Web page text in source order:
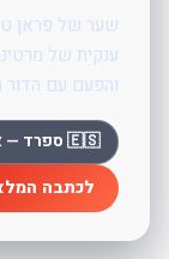
ענקית של
והפעם עם הדור
🇪🇸 ספרד — אלופה
לכתבה